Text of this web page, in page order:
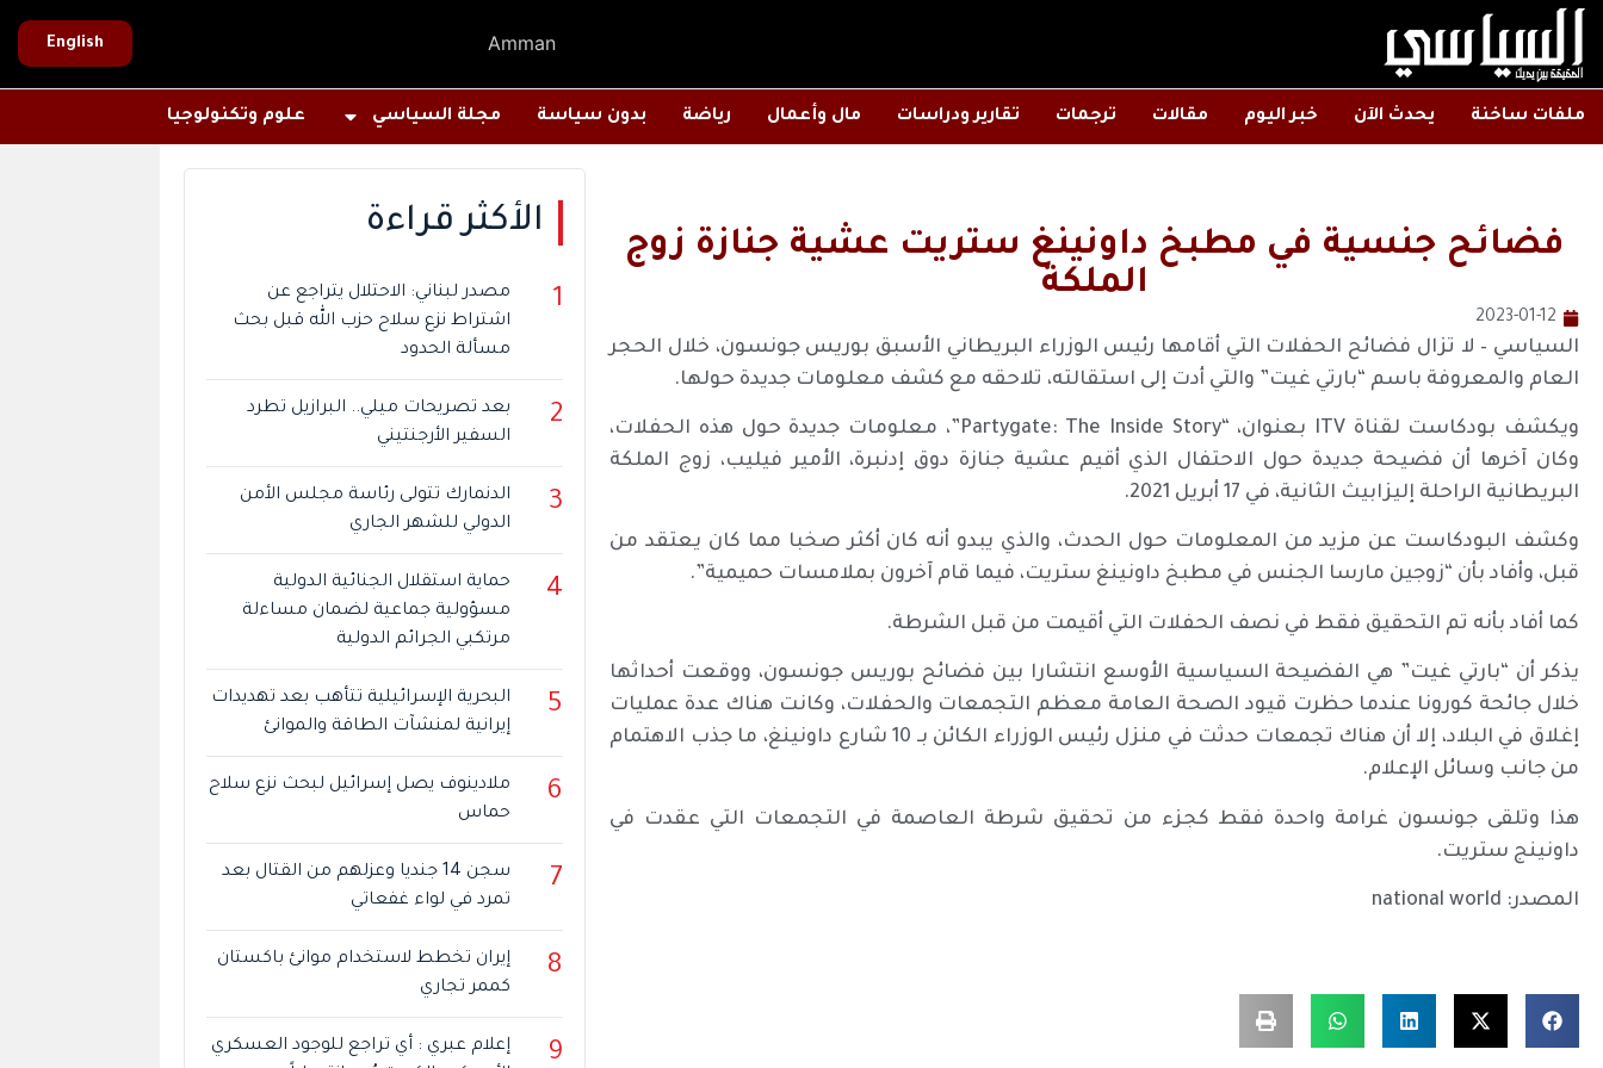
Amman
English
ملفات ساخنة يحدث الآن خبر اليوم مقالات ترجمات تقارير ودراسات مال وأعمال رياضة بدون سياسة مجلة السياسي علوم وتكنولوجيا
فضائح جنسية في مطبخ داونينغ ستريت عشية جنازة زوج
الملكة
2023-01-12
السياسي – لا تزال فضائح الحفلات التي أقامها رئيس الوزراء البريطاني الأسبق بوريس جونسون، خلال الحجر
العام والمعروفة باسم “بارتي غيت” والتي أدت إلى استقالته، تلاحقه مع كشف معلومات جديدة حولها.
ويكشف بودكاست لقناة ITV بعنوان، “Partygate: The Inside Story”، معلومات جديدة حول هذه الحفلات،
وكان آخرها أن فضيحة جديدة حول الاحتفال الذي أقيم عشية جنازة دوق إدنبرة، الأمير فيليب، زوج الملكة
البريطانية الراحلة إليزابيث الثانية، في 17 أبريل 2021.
وكشف البودكاست عن مزيد من المعلومات حول الحدث، والذي يبدو أنه كان أكثر صخبا مما كان يعتقد من
قبل، وأفاد بأن “زوجين مارسا الجنس في مطبخ داونينغ ستريت، فيما قام آخرون بملامسات حميمية”.
كما أفاد بأنه تم التحقيق فقط في نصف الحفلات التي أقيمت من قبل الشرطة.
يذكر أن “بارتي غيت” هي الفضيحة السياسية الأوسع انتشارا بين فضائح بوريس جونسون، ووقعت أحداثها
خلال جائحة كورونا عندما حظرت قيود الصحة العامة معظم التجمعات والحفلات، وكانت هناك عدة عمليات
إغلاق في البلاد، إلا أن هناك تجمعات حدثت في منزل رئيس الوزراء الكائن بـ 10 شارع داونينغ، ما جذب الاهتمام
من جانب وسائل الإعلام.
هذا وتلقى جونسون غرامة واحدة فقط كجزء من تحقيق شرطة العاصمة في التجمعات التي عقدت في
داونينج ستريت.
المصدر: national world
الأكثر قراءة
1
مصدر لبناني: الاحتلال يتراجع عن
اشتراط نزع سلاح حزب الله قبل بحث
مسألة الحدود
2
بعد تصريحات ميلي.. البرازيل تطرد
السفير الأرجنتيني
3
الدنمارك تتولى رئاسة مجلس الأمن
الدولي للشهر الجاري
4
حماية استقلال الجنائية الدولية
مسؤولية جماعية لضمان مساءلة
مرتكبي الجرائم الدولية
5
البحرية الإسرائيلية تتأهب بعد تهديدات
إيرانية لمنشآت الطاقة والموانئ
6
ملادينوف يصل إسرائيل لبحث نزع سلاح
حماس
7
سجن 14 جنديا وعزلهم من القتال بعد
تمرد في لواء غفعاتي
8
إيران تخطط لاستخدام موانئ باكستان
كممر تجاري
9
إعلام عبري : أي تراجع للوجود العسكري